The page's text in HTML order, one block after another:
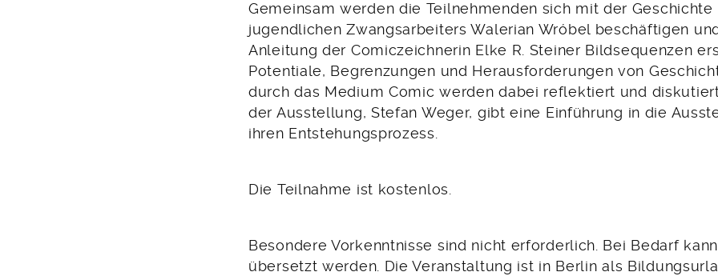
Gemeinsam werden die Teilnehmenden sich mit der
jugendlichen Zwangsarbeiters Walerian Wróbel beschäftigen
Anleitung der Comiczeichnerin Elke R. Steiner Bildsequenzen
Potentiale, Begrenzungen und Herausforderungen von
durch das Medium Comic werden dabei reflektiert und
der Ausstellung, Stefan Weger, gibt eine Einführung in die
ihren Entstehungsprozess.
Die Teilnahme ist kostenlos.
Besondere Vorkenntnisse sind nicht erforderlich. Bei Bedarf
übersetzt werden. Die Veranstaltung ist in Berlin als